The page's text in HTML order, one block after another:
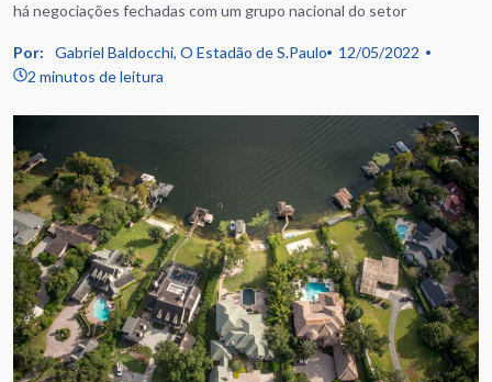
há negociações fechadas com um grupo nacional do setor
Por: Gabriel Baldocchi, O Estadão de S.Paulo
12/05/2022
2 minutos de leitura